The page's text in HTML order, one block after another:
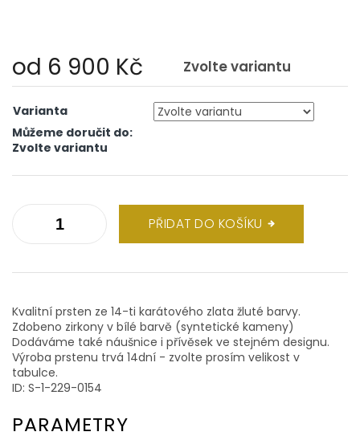
od 6 900 Kč Zvolte variantu
cena:
Varianta
Můžeme doručit do:
Zvolte variantu
PŘIDAT DO KOŠÍKU
Kvalitní prsten ze 14-ti karátového zlata žluté barvy.
Zdobeno zirkony v bílé barvě (syntetické kameny)
Dodáváme také náušnice i přívěsek ve stejném designu.
Výroba prstenu trvá 14dní - zvolte prosím velikost v
tabulce.
ID: S-1-229-0154
PARAMETRY